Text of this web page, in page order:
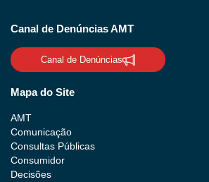
Canal de Denúncias AMT
Canal de Denúncias
Mapa do Site
AMT
Comunicação
Consultas Públicas
Consumidor
Decisões